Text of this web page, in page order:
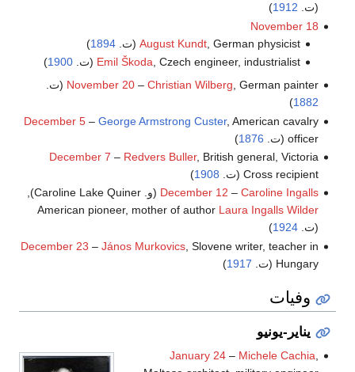
(ت. 1912
)
November 18
August Kundt , German physicist (ت. 1894
)
Emil Škoda , Czech engineer, industrialist (ت. 1900
)
November 20– Christian Wilberg , German painter (ت.
1882
)
December 5– George Armstrong Custer, American cavalry
officer (ت.
1876
)
December 7 – Redvers Buller, British general, Victoria
Cross recipient (ت.
1908
)
December 12 – Caroline Ingalls
(و. Caroline Lake Quiner),
American pioneer, mother of author Laura Ingalls Wilder
(ت.1924
)
December 23 – János Murkovics, Slovene writer, teacher in
Hungary (ت.
1917
)
وفيات
يناير-يونيو
January 24– Michele Cachia